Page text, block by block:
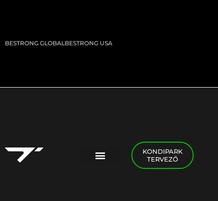
BESTRONG GLOBALBESTRONG USA
KONDIPARK
TERVEZŐ